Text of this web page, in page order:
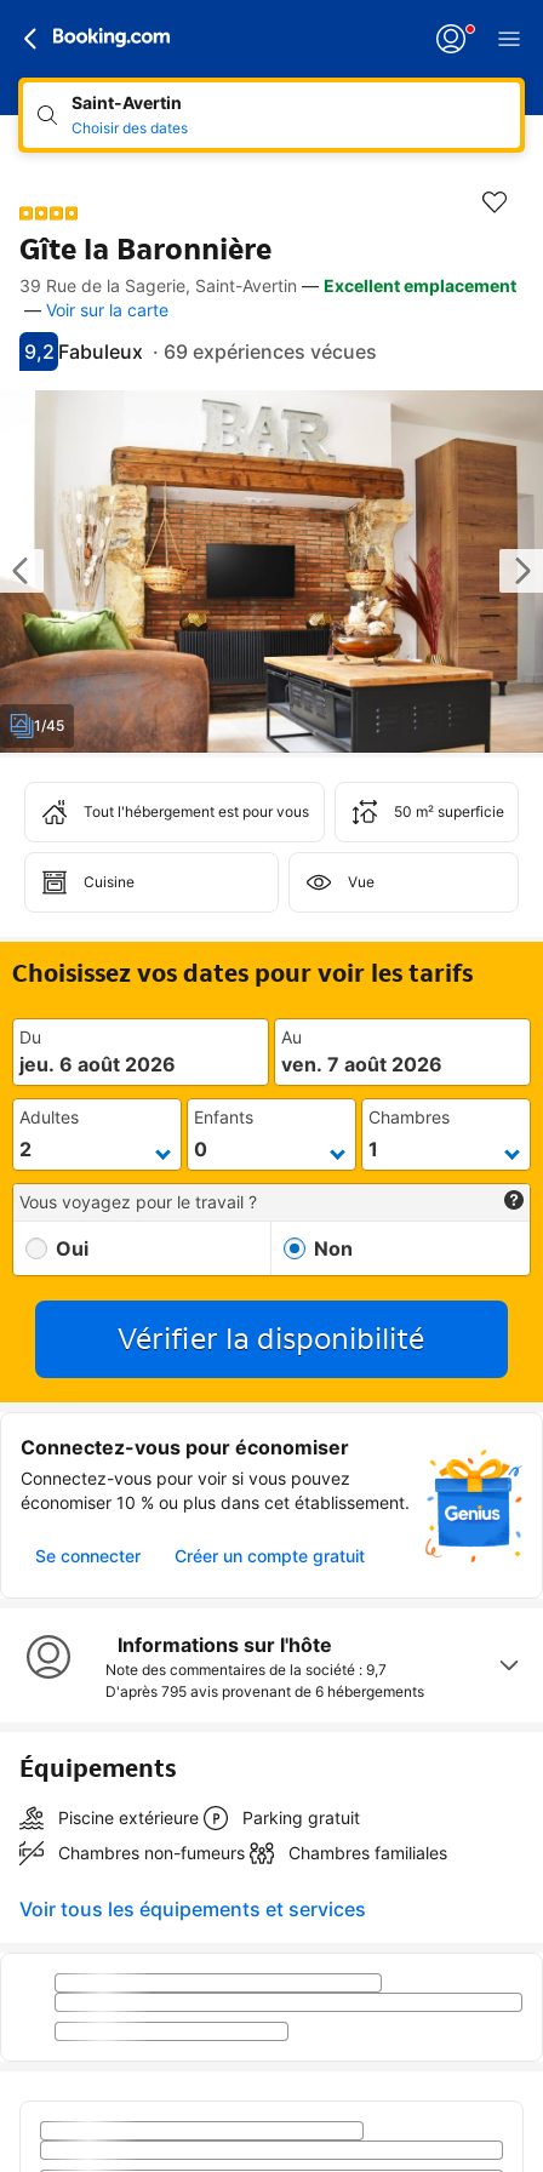
Saint-Avertin
Choisir des dates
Gîte la Baronnière
Accès rapides
Aller à la description
Aller aux équipements
Aller aux hébergements
Aller aux conditions
39 Rue de la Sagerie, Saint-Avertin — Excellent emplacement
— Voir sur la carte
Avec une note de 9.2
9,2
fabuleuxFabuleux · 69 expériences vécues
1/45
Tout l'hébergement est pour vous 50 m² superficie
Cuisine Vue
Choisissez vos dates pour voir les tarifs
Du
jeu. 6 août 2026
Au
ven. 7 août 2026
Adultes Enfants Chambres
Vous voyagez pour le travail ?
Oui Non
Vérifier la disponibilité
Connectez-vous pour économiser
Connectez-vous pour voir si vous pouvez
économiser 10 % ou plus dans cet établissement.
Se connecter Créer un compte gratuit
Informations sur l'hôte
Note des commentaires de la société : 9,7
D'après 795 avis provenant de 6 hébergements
Équipements
Piscine extérieure
Parking gratuit
Chambres non-fumeurs
Chambres familiales
Voir tous les équipements et services